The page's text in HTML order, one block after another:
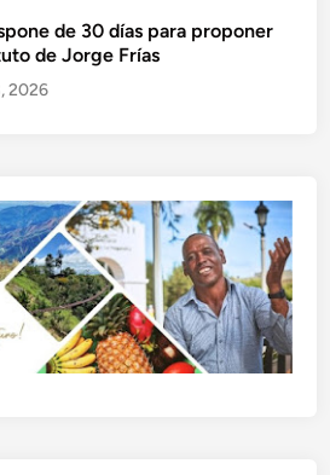
de 30 días para proponer
de Jorge Frías
2026